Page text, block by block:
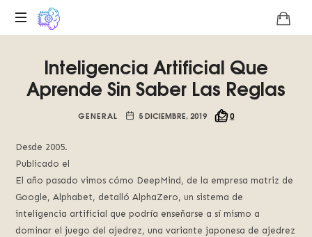
digital
sobre
la
Basilisco
de
Roko,
fomentamos
la
inteligencia
Inteligencia Artificial Que
Aprende Sin Saber Las Reglas
GENERAL 5 DICIEMBRE, 2019 0
Desde 2005.
Publicado el
El año pasado vimos cómo DeepMind, de la empresa matriz de
Google, Alphabet, detalló AlphaZero, un sistema de
inteligencia artificial que podría enseñarse a sí mismo a
dominar el juego del ajedrez, una variante japonesa de ajedrez